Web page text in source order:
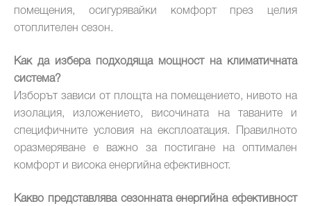
помещения, осигурявайки комфорт през целия
отоплителен сезон.
Как да избера подходяща мощност на климатичната
система?
Изборът зависи от площта на помещението, нивото на
изолация, изложението, височината на таваните и
специфичните условия на експлоатация. Правилното
оразмеряване е важно за постигане на оптимален
комфорт и висока енергийна ефективност.
Какво представлява сезонната енергийна ефективност